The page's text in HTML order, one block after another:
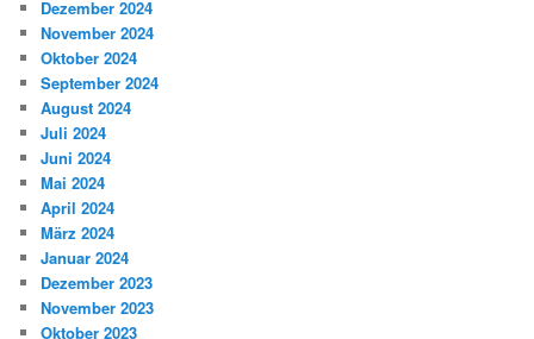
Dezember 2024
November 2024
Oktober 2024
September 2024
August 2024
Juli 2024
Juni 2024
Mai 2024
April 2024
März 2024
Januar 2024
Dezember 2023
November 2023
Oktober 2023